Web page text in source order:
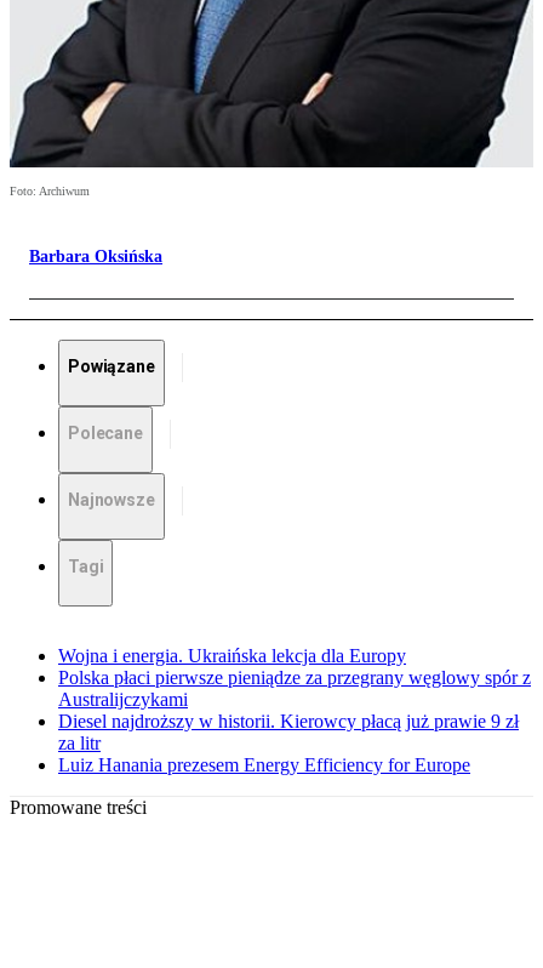
Foto: Archiwum
Barbara Oksińska
Powiązane
Polecane
Najnowsze
Tagi
Wojna i energia. Ukraińska lekcja dla Europy
Polska płaci pierwsze pieniądze za przegrany węglowy spór z
Australijczykami
Diesel najdroższy w historii. Kierowcy płacą już prawie 9 zł
za litr
Luiz Hanania prezesem Energy Efficiency for Europe
Promowane treści